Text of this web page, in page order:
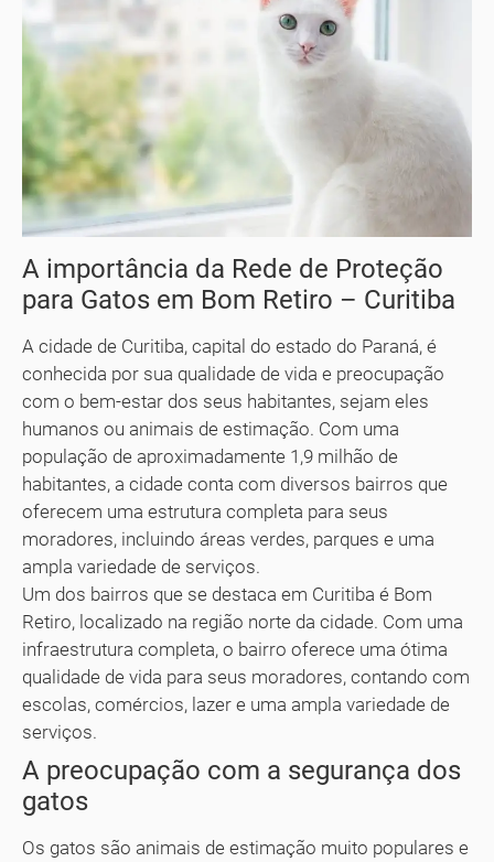
A importância da Rede de Proteção
para Gatos em Bom Retiro – Curitiba
A cidade de Curitiba, capital do estado do Paraná, é
conhecida por sua qualidade de vida e preocupação
com o bem-estar dos seus habitantes, sejam eles
humanos ou animais de estimação. Com uma
população de aproximadamente 1,9 milhão de
habitantes, a cidade conta com diversos bairros que
oferecem uma estrutura completa para seus
moradores, incluindo áreas verdes, parques e uma
ampla variedade de serviços.
Um dos bairros que se destaca em Curitiba é Bom
Retiro, localizado na região norte da cidade. Com uma
infraestrutura completa, o bairro oferece uma ótima
qualidade de vida para seus moradores, contando com
escolas, comércios, lazer e uma ampla variedade de
serviços.
A preocupação com a segurança dos
gatos
Os gatos são animais de estimação muito populares e